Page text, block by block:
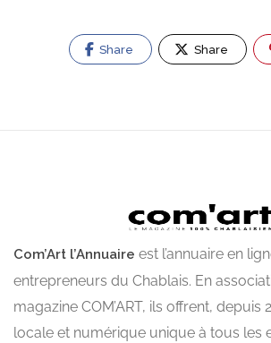
Share Share
Com’Art l’Annuaire est l’annuaire en
entrepreneurs du Chablais. En
magazine COM’ART, ils offrent, depuis
locale et numérique unique à tous les